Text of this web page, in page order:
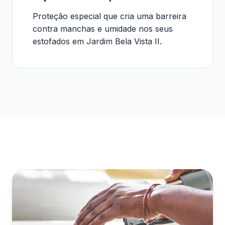
Proteção especial que cria uma barreira
contra manchas e umidade nos seus
estofados em Jardim Bela Vista II.